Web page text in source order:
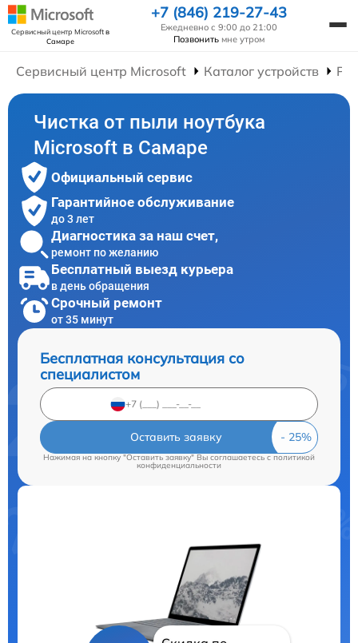
Сервисный центр Microsoftв
Самаре
+7 (846) 219-27-43
Ежедневно с 9:00 до 21:00
Позвонить мне утром
Сервисный центр Microsoft Каталог устройств
Чистка от пыли ноутбука
Microsoft в Самаре
Официальный сервис
Гарантийное обслуживание
до 3 лет
Диагностика за наш счет,
ремонт по желанию
Бесплатный выезд курьера
в день обращения
Срочный ремонт
от 35 минут
Бесплатная консультация со
специалистом
Оставить заявку
Нажимая на кнопку "Оставить заявку" Вы соглашаетесь cполитикой
конфиденциальности